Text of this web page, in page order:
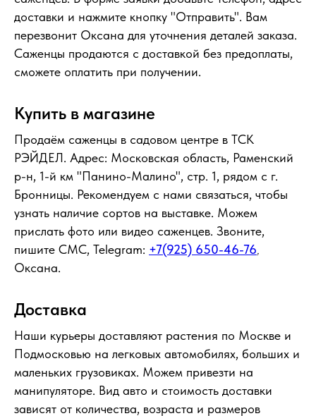
доставки и нажмите кнопку "Отправить". Вам
перезвонит Оксана для уточнения деталей заказа.
Саженцы продаются с доставкой без предоплаты,
сможете оплатить при получении.
Купить в магазине
Продаём саженцы в садовом центре в ТСК
РЭЙДЕЛ. Адрес: Московская область, Раменский
р-н, 1-й км "Панино-Малино", стр. 1, рядом с г.
Бронницы. Рекомендуем с нами связаться, чтобы
узнать наличие сортов на выставке. Можем
прислать фото или видео саженцев. Звоните,
пишите СМС, Telegram: +7(925) 650-46-76,
Оксана.
Доставка
Наши курьеры доставляют растения по Москве и
Подмосковью на легковых автомобилях, больших и
маленьких грузовиках. Можем привезти на
манипуляторе. Вид авто и стоимость доставки
зависят от количества, возраста и размеров